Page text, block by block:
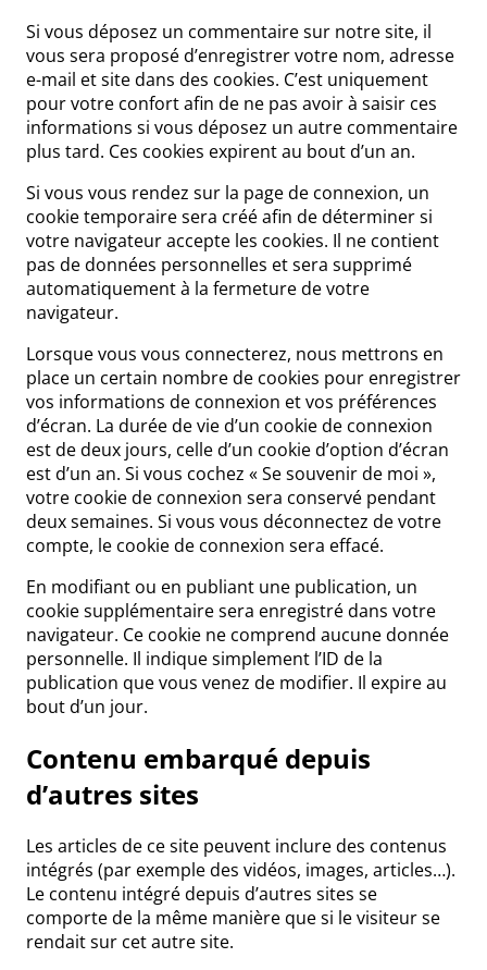
Si vous déposez un commentaire sur notre site, il
vous sera proposé d’enregistrer votre nom, adresse
e-mail et site dans des cookies. C’est uniquement
pour votre confort afin de ne pas avoir à saisir ces
informations si vous déposez un autre commentaire
plus tard. Ces cookies expirent au bout d’un an.
Si vous vous rendez sur la page de connexion, un
cookie temporaire sera créé afin de déterminer si
votre navigateur accepte les cookies. Il ne contient
pas de données personnelles et sera supprimé
automatiquement à la fermeture de votre
navigateur.
Lorsque vous vous connecterez, nous mettrons en
place un certain nombre de cookies pour enregistrer
vos informations de connexion et vos préférences
d’écran. La durée de vie d’un cookie de connexion
est de deux jours, celle d’un cookie d’option d’écran
est d’un an. Si vous cochez « Se souvenir de moi »,
votre cookie de connexion sera conservé pendant
deux semaines. Si vous vous déconnectez de votre
compte, le cookie de connexion sera effacé.
En modifiant ou en publiant une publication, un
cookie supplémentaire sera enregistré dans votre
navigateur. Ce cookie ne comprend aucune donnée
personnelle. Il indique simplement l’ID de la
publication que vous venez de modifier. Il expire au
bout d’un jour.
Contenu embarqué depuis
d’autres sites
Les articles de ce site peuvent inclure des contenus
intégrés (par exemple des vidéos, images, articles…).
Le contenu intégré depuis d’autres sites se
comporte de la même manière que si le visiteur se
rendait sur cet autre site.